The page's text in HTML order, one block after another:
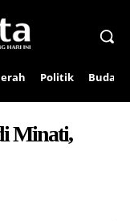
Politik Budaya
Minati,